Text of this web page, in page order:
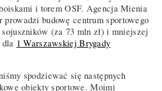
i torem OSF. Agencja Mienia
budowę centrum sportowego
(za 73 mln zł) i mniejszej
dla 1 Warszawskiej Brygady
spodziewać się następnych
obiekty sportowe. Moimi